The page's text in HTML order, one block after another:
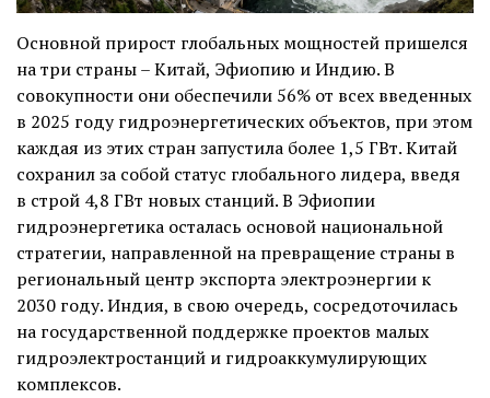
Основной прирост глобальных мощностей пришелся
на три страны – Китай, Эфиопию и Индию. В
совокупности они обеспечили 56% от всех введенных
в 2025 году гидроэнергетических объектов, при этом
каждая из этих стран запустила более 1,5 ГВт. Китай
сохранил за собой статус глобального лидера, введя
в строй 4,8 ГВт новых станций. В Эфиопии
гидроэнергетика осталась основой национальной
стратегии, направленной на превращение страны в
региональный центр экспорта электроэнергии к
2030 году. Индия, в свою очередь, сосредоточилась
на государственной поддержке проектов малых
гидроэлектростанций и гидроаккумулирующих
комплексов.